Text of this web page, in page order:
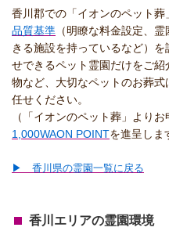
香川郡での「イオンのペット
品質基準 （明瞭な料金設定、
きる施設を持っているなど）
せできるペット霊園だけをご
物など、大切なペットのお葬
任せください。
（「イオンのペット葬」よりお
1,000WAON POINTを進呈しま
▶ 香川県の霊園一覧に戻る
香川エリアの霊園環境